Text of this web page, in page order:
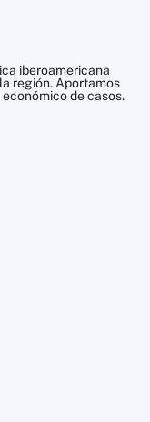
iberoamericana
región. Aportamos
de casos.